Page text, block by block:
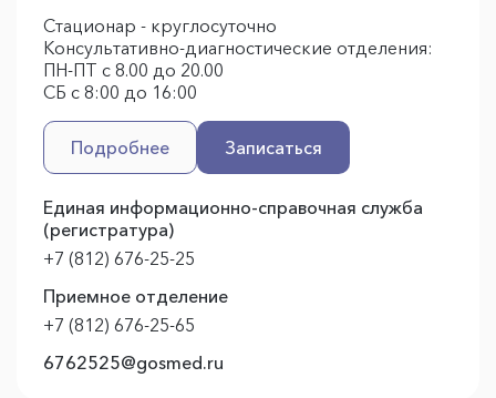
Стационар - круглосуточно
Консультативно-диагностические отделения:
ПН-ПТ с 8.00 до 20.00
СБ с 8:00 до 16:00
Подробнее Записаться
Единая информационно-справочная служба
(регистратура)
+7 (812) 676-25-25
Приемное отделение
+7 (812) 676-25-65
6762525@gosmed.ru